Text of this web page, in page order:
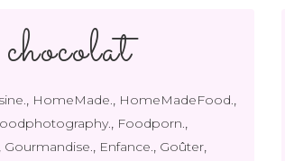
, HomeMade., HomeMadeFood.,
, Foodporn.,
, Gourmandise., Enfance., Goûter,